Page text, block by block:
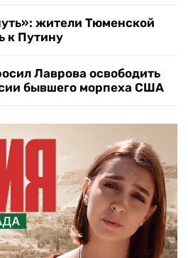
жители Тюменской
к Путину
Лаврова освободить
бывшего морпеха США